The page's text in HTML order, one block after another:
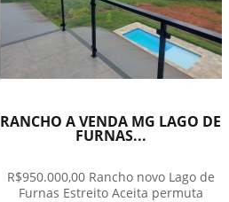
RANCHO A VENDA MG LAGO DE
FURNAS...
R$950.000,00 Rancho novo Lago de
Furnas Estreito Aceita permuta